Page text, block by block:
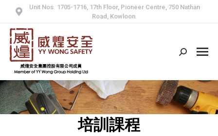
Unit Nos. 1705-1716, 17th Floor, Pioneer Centre, 750 Nathan
Road, Kowloon.
Search:
培訓課程